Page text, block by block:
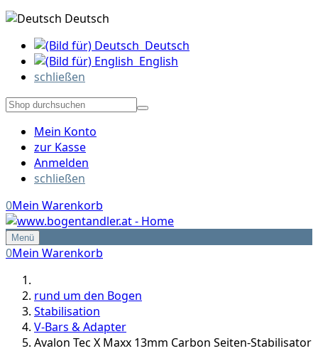
Deutsch
Deutsch
English
schließen
Mein Konto
zur Kasse
Anmelden
schließen
0Mein Warenkorb
Menü
0Mein Warenkorb
rund um den Bogen
Stabilisation
V-Bars & Adapter
Avalon Tec X Maxx 13mm Carbon Seiten-Stabilisator